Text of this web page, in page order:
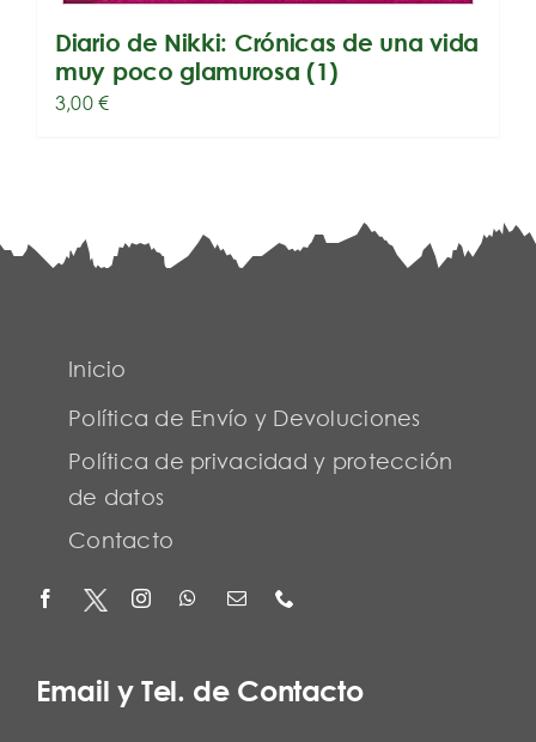
Diario de Nikki: Crónicas de una vida
muy poco glamurosa (1)
3,00€
Inicio
Política de Envío y Devoluciones
Política de privacidad y protección
de datos
Contacto
Email y Tel. de Contacto